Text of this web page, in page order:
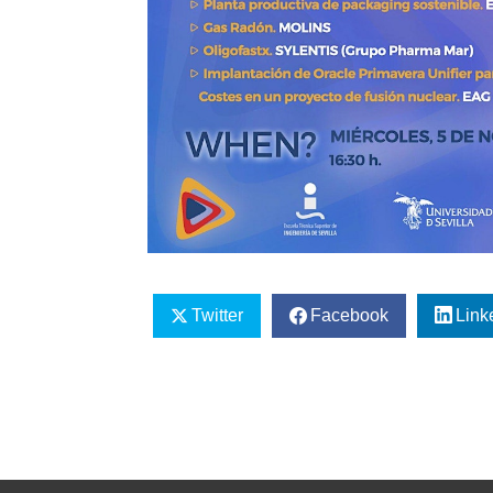
Twitter Facebook